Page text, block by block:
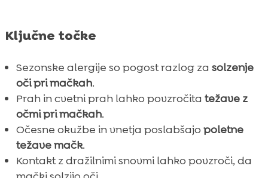
Vloga prehrane
CricksyCat hrana in zdravje mačk
 Ko mora mačka k veterinarju
 Mačka poletje solzenje oči
 Preprečevanje solzenja oči
Purrfect Life mačji pesek
Zaključek
 FAQ
Ključne točke
Sezonske alergije so pogost razlog za solzenje
oči pri mačkah.
Prah in cvetni prah lahko povzročita težave z
očmi pri mačkah.
Očesne okužbe in vnetja poslabšajo poletne
težave mačk.
Kontakt z dražilnimi snovmi lahko povzroči, da